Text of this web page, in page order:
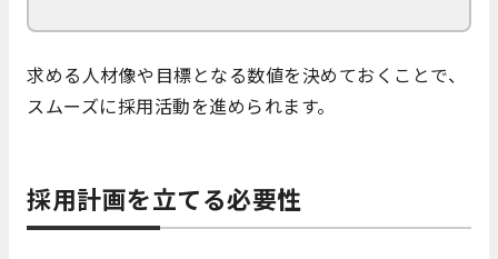
求める人材像や目標となる数値を決めておくことで、
スムーズに採用活動を進められます。
採用計画を立てる必要性